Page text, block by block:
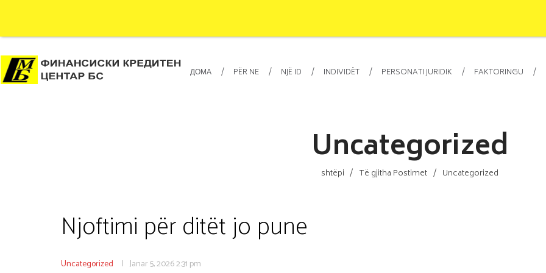
ДОМА PËR NE NJË ID INDIVIDËT PERSONATI JURIDIK FAKTORINGU
Uncategorized
shtëpi Të gjitha Postimet Uncategorized
PËR NE
INDIVIDËT
PERSONATI
Njoftimi për ditët jo pune
Uncategorized Janar 5, 20262:31 pm